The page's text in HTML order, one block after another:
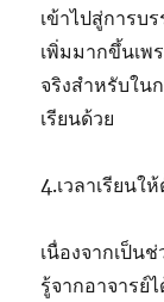
เข้าไปสู่การบ
เพิ่มมากขึ้นเพ
จริงสำหรับใน
เรียนด้วย
4.เวลาเรียน
เนื่องจากเป็น
รู้จากอาจารย์